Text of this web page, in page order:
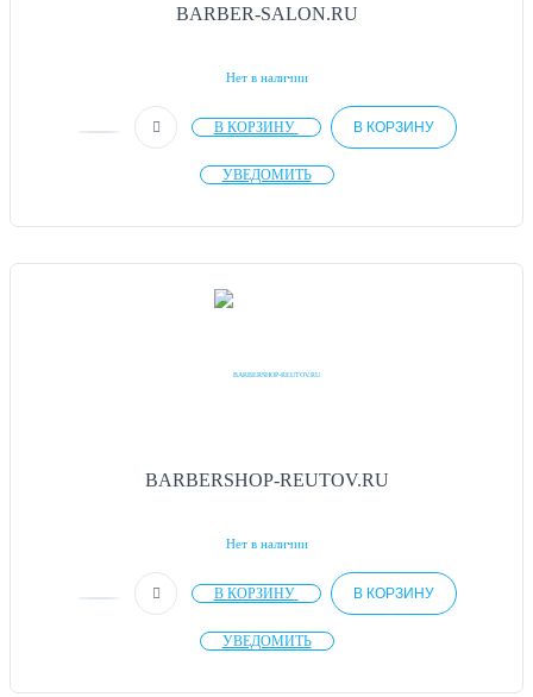
BARBER-SALON.RU
Нет в наличии
В КОРЗИНУ В КОРЗИНУ
УВЕДОМИТЬ
BARBERSHOP-REUTOV.RU
Нет в наличии
В КОРЗИНУ В КОРЗИНУ
УВЕДОМИТЬ